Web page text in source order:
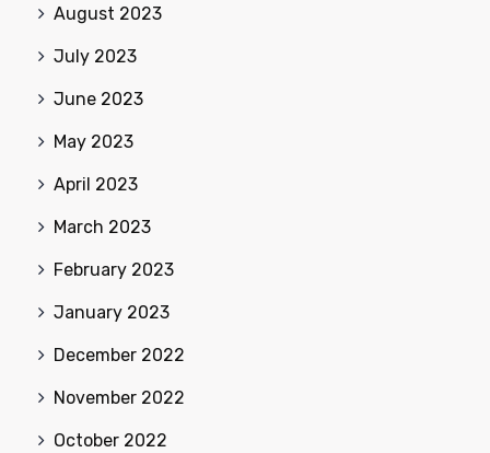
August 2023
July 2023
June 2023
May 2023
April 2023
March 2023
February 2023
January 2023
December 2022
November 2022
October 2022